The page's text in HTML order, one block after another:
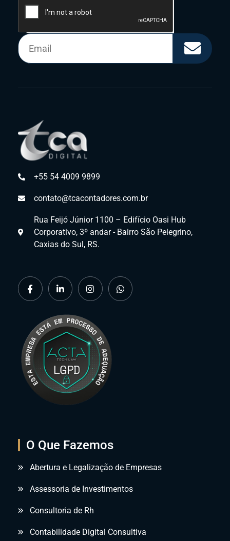
+55 54 4009 9899
contato@tcacontadores.com.br
Rua Feijó Júnior 1100 – Edifício Oasi Hub
Corporativo, 3º andar - Bairro São Pelegrino,
Caxias do Sul, RS.
O Que Fazemos
Abertura e Legalização de Empresas
Assessoria de Investimentos
Consultoria de Rh
Contabilidade Digital Consultiva